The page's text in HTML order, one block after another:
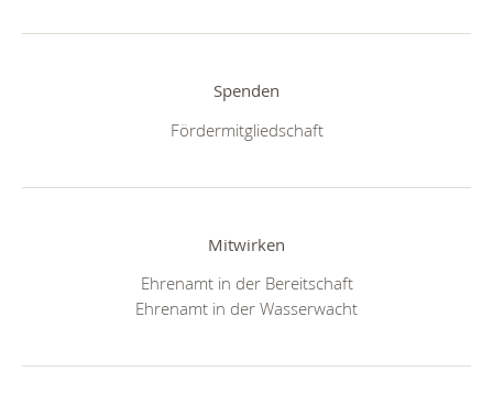
Spenden
Fördermitgliedschaft
Mitwirken
Ehrenamt in der Bereitschaft
Ehrenamt in der Wasserwacht